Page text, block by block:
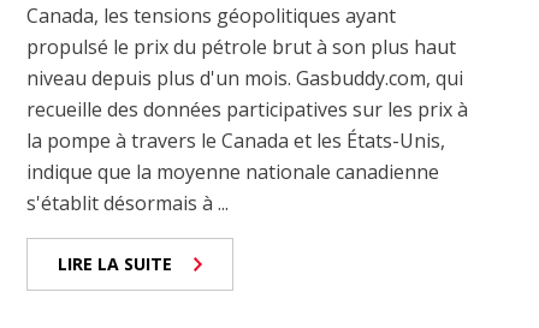
Canada, les tensions géopolitiques ayant
propulsé le prix du pétrole brut à son plus haut
niveau depuis plus d'un mois. Gasbuddy.com, qui
recueille des données participatives sur les prix à
la pompe à travers le Canada et les États-Unis,
indique que la moyenne nationale canadienne
s'établit désormais à ...
LIRE LA SUITE